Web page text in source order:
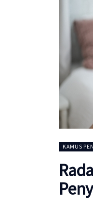
KAMUS